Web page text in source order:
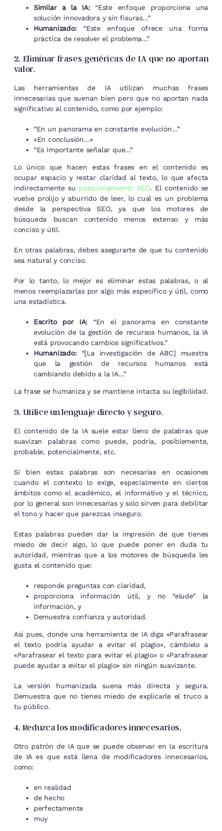
Similar a la IA:“Este enfoque proporciona una
solución innovadora y sin fisuras…”
Humanizado: “Este enfoque ofrece una forma
práctica de resolver el problema…”
2. Eliminar frases genéricas de IA que no aportan
valor.
Las herramientas de IA utilizan muchas frases
innecesarias que suenan bien pero que no aportan nada
significativo al contenido, como por ejemplo:
“En un panorama en constante evolución…”
«En conclusión…»
“Es importante señalar que…”
Lo único que hacen estas frases en el contenido es
ocupar espacio y restar claridad al texto, lo que afecta
indirectamente su posicionamiento SEO. El contenido se
vuelve prolijo y aburrido de leer, lo cual es un problema
desde la perspectiva SEO, ya que los motores de
búsqueda buscan contenido menos extenso y más
conciso y útil.
En otras palabras, debes asegurarte de que tu contenido
sea natural y conciso.
Por lo tanto, lo mejor es eliminar estas palabras, o al
menos reemplazarlas por algo más específico y útil, como
una estadística.
Escrito por IA: “En el panorama en constante
evolución de la gestión de recursos humanos, la IA
está provocando cambios significativos.”
Humanizado: “[La investigación de ABC] muestra
que la gestión de recursos humanos está
cambiando debido a la IA…”
La frase se humaniza y se mantiene intacta su legibilidad.
3. Utilice un lenguaje directo y seguro.
El contenido de la IA suele estar lleno de palabras que
suavizan palabras como puede, podría, posiblemente,
probable, potencialmente, etc.
Si bien estas palabras son necesarias en ocasiones
cuando el contexto lo exige, especialmente en ciertos
ámbitos como el académico, el informativo y el técnico,
por lo general son innecesarias y solo sirven para debilitar
el tono y hacer que parezcas inseguro.
Estas palabras pueden dar la impresión de que tienes
miedo de decir algo, lo que puede poner en duda tu
autoridad, mientras que a los motores de búsqueda les
gusta el contenido que:
responde preguntas con claridad,
proporciona información útil, y no “elude” la
información, y
Demuestra confianza y autoridad.
Así pues, donde una herramienta de IA diga «Parafrasear
el texto podría ayudar a evitar el plagio», cámbielo a
«Parafrasear el texto para evitar el plagio» o «Parafrasear
puede ayudar a evitar el plagio» sin ningún suavizante.
La versión humanizada suena más directa y segura.
Demuestra que no tienes miedo de explicarle el truco a
tu público.
4. Reduzca los modificadores innecesarios.
Otro patrón de IA que se puede observar en la escritura
de IA es que está llena de modificadores innecesarios,
como:
en realidad
de hecho
perfectamente
muy